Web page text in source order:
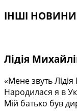
ІНШІ НОВИНИ
Лідія
«Мене звуть
Народилася я в
Мій батько був